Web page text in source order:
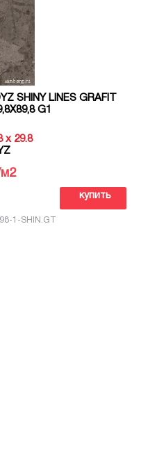
SHINY LINES GRAFIT
G1
x 29.8
купить
1-SHIN.GT